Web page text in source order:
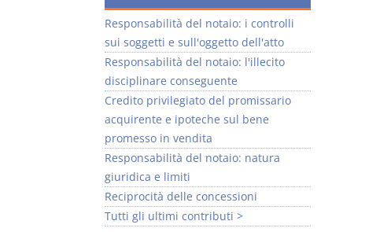
Responsabilità del notaio: i controlli
sui soggetti e sull'oggetto dell'atto
Responsabilità del notaio: l'illecito
disciplinare conseguente
Credito privilegiato del promissario
acquirente e ipoteche sul bene
promesso in vendita
Responsabilità del notaio: natura
giuridica e limiti
Reciprocità delle concessioni
Tutti gli ultimi contributi >